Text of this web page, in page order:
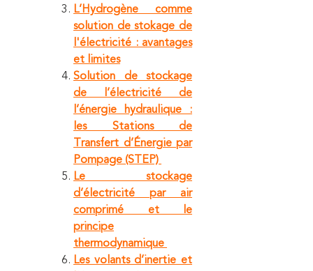
L’Hydrogène comme
solution de stokage de
l'électricité : avantages
et limites
Solution de stockage
de l’électricité de
l’énergie hydraulique :
les Stations de
Transfert d’Énergie par
Pompage (STEP)
Le stockage
d’électricité par air
comprimé et le
principe
thermodynamique
Les volants d’inertie et